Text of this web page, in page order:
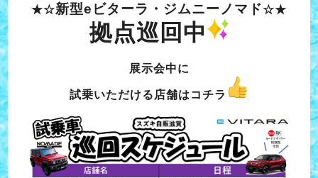
★☆新型eビターラ・ジムニーノマド☆★
拠点巡回中
展示会中に
試乗いただける店舗はコチラ